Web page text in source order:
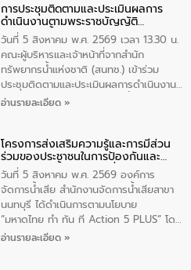
การประชุมติดตามและประเมินผลการ
ดำเนินงานตามพระราชบัญญัติ
ทรัพยากรน้ำ พ.ศ. 2561 ประจำ
ปีงบประมาณ พ.ศ. 2569
วันที่ 5 สิงหาคม พ.ศ. 2569 เวลา 13.30 น.
คณะผู้บริหารและเจ้าหน้าที่จากสำนัก
ทรัพยากรน้ำแห่งชาติ (สนทช.) เข้าร่วม
ประชุมติดตามและประเมินผลการดำเนินงาน
ตามพระราชบัญญัติทรัพยากรน้ำ พ.ศ. 2561
วัดสิงห์ จังหวัดชัยนาท โดยมีนายแสงชัย
สุขชื่น นายกเทศมนตรีตำบลวัดสิงห์ คณะผู้
บริหารเทศบาลตำบลวัดสิงห์ ผู้นำชุมชน และ
ประชาชนในพื้นที่เทศบาลตำบลวัดสิงก์ที่มี
ส่วนได้ส่วนเสียในโครงก่อสร้างศูนย์บริหาร
จัดการคุณภาพน้ำเทศบาลตำบลวัดสิงห์
จังหวัดชัยนาท ให้การต้อนรับ
อ่านรายละเอียด »
โครงการส่งเสริมความรู้และการมีส่วน
ร่วมของประชาชนในการป้องกันและ
แก้ไขปัญหาน้ำเสียอย่างยั่งยืน
วันที่ 5 สิงหาคม พ.ศ. 2569 องค์การ
จัดการน้ำเสีย สำนักงานจัดการน้ำเสียสาขา
นนทบุรี ได้ดำเนินการตามนโยบาย
“มหาดไทย ทำ ทัน ที Action 5 PLUS” โดย
จัดโครงการส่งเสริมความรู้และการมีส่วน
อ่านรายละเอียด »